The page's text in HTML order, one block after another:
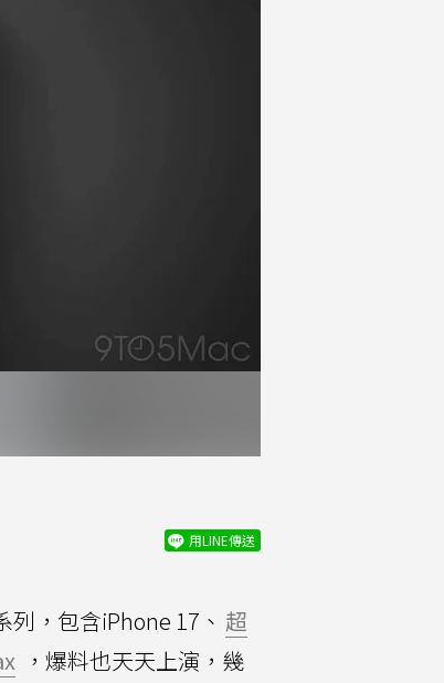
用LINE傳送
，包含iPhone 17、 超
，爆料也天天上演，幾